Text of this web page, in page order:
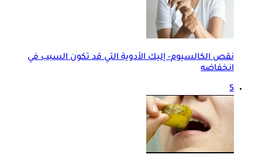
نقص الكالسيوم- إليك الأدوية التي قد تكون السبب في
انخفاضه
5